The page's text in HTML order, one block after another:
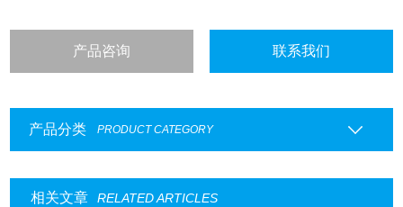
产品咨询 联系我们
产品分类 PRODUCT CATEGORY
相关文章 RELATED ARTICLES